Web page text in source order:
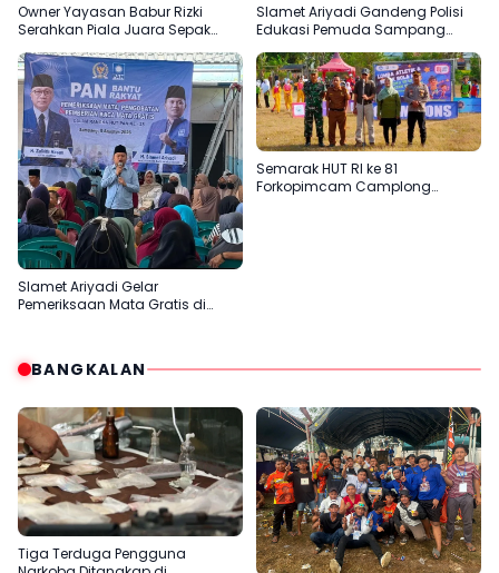
Owner Yayasan Babur Rizki
Serahkan Piala Juara Sepak
Slamet Ariyadi Gandeng Polisi
Edukasi Pemuda Sampang
Slamet Ariyadi Gelar
Pemeriksaan Mata Gratis di
Semarak HUT RI ke 81
Forkopimcam Camplong
BANGKALAN
Tiga Terduga Pengguna